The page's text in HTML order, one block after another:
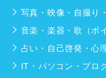
写真・映像・自撮り
音楽・楽器・歌（ボ
占い・自己啓発・心
IT・パソコン・プロ